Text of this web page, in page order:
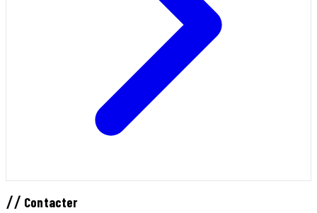
// Contacter